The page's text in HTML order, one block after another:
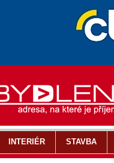
INTERIÉR STAVBA